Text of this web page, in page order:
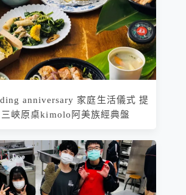
anniversary 家庭生活儀式 提
峽原桌kimolo阿美族經典盤